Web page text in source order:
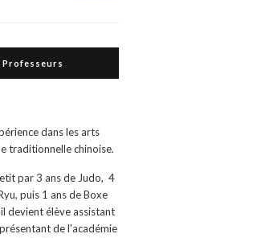
dans les arts
traditionnelle chinoise.
par 3 ans de Judo, 4
puis 1 ans de Boxe
devient élève assistant
de l'académie